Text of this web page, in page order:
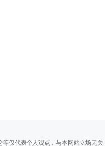
等仅代表个人观点，与本网站立场无